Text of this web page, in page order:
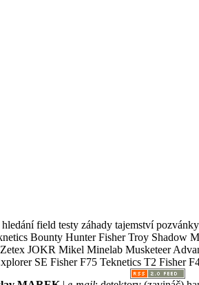
field testy záhady tajemství
Bounty Hunter Fisher Troy
JOKR Mikel Minelab Musketeer
SE Fisher F75 Teknetics T2 Fisher